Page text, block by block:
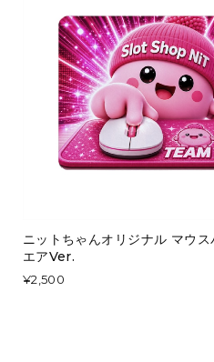
ニットちゃんオリジナル マウス
エアVer.
¥2,500